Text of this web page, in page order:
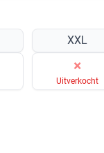
XXL
×
Uitverkocht